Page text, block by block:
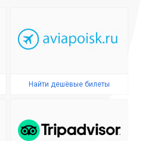
Найти дешёвые билеты